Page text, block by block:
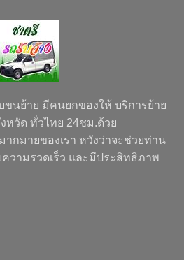
ขนย้าย มีคนยกของให้ บริการย้าย
หวัด ทั่วไทย 24ชม.ด้วย
กมายของเรา หวังว่าจะช่วยท่าน
วามรวดเร็ว และมีประสิทธิภาพ